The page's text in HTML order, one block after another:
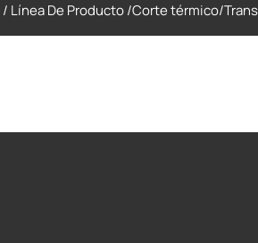
/ Línea De Producto/Corte térmico/